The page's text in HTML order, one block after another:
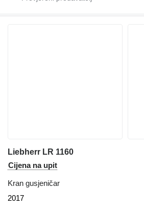
Liebherr LR 1160
Cijena na upit
Kran gusjeničar
2017